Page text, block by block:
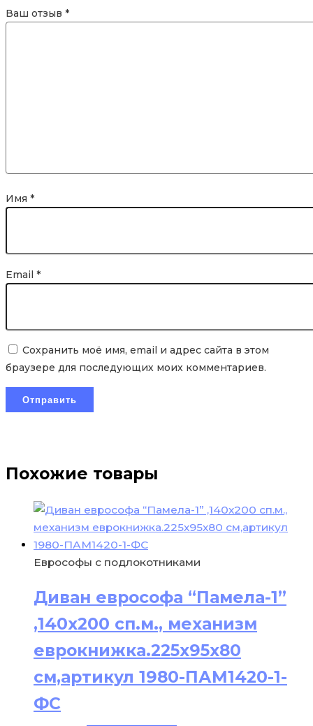
Ваш отзыв *
Имя *
Email *
Сохранить моё имя, email и адрес сайта в этом
браузере для последующих моих комментариев.
Похожие товары
Еврософы с подлокотниками
Диван еврософа “Памела-1”
,140х200 сп.м., механизм
еврокнижка.225х95х80
см,артикул 1980-ПАМ1420-1-
ФС